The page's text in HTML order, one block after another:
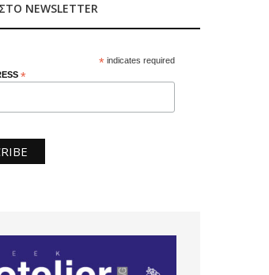
NEWSLETTER
* indicates required
*